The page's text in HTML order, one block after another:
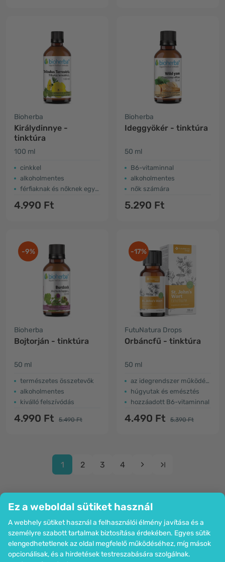
Ez a weboldal sütiket használ
A webhely sütiket használ a felhasználói élmény javítása és a
személyre szabott tartalmak biztosítása érdekében. Egyes sütik
elengedhetetlenek az oldal megfelelő működéséhez, míg mások
opcionálisak, és a hirdetések testreszabására szolgálnak.
Bioherba
Királydinnye -
tinktúra
100 ml
cinkkel
alkoholmentes
férfiaknak és nőknek egyaránt
4.990 Ft
Bioherba
Ideggyökér - tinktúra
50 ml
B6-vitaminnal
alkoholmentes
nők számára
5.290 Ft
-9%
Bioherba
Bojtorján - tinktúra
50 ml
természetes összetevők
alkoholmentes
kiválló felszívódás
4.990 Ft 5.490 Ft
-17%
FutuNatura Drops
Orbáncfű - tinktúra
50 ml
az idegrendszer működése
húgyutak és emésztés
hozzáadott B6-vitaminnal
4.490 Ft 5.390 Ft
1 2 3 4
Cég
Információk
Csatlakozzon hozzánk